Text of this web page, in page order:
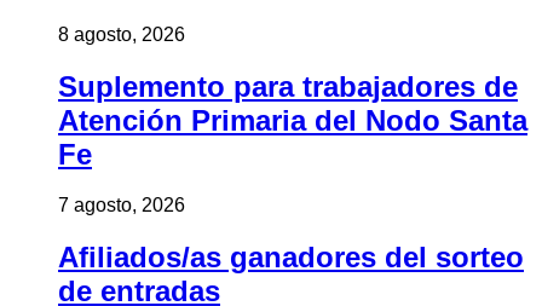
8 agosto, 2026
Suplemento para trabajadores de
Atención Primaria del Nodo Santa
Fe
7 agosto, 2026
Afiliados/as ganadores del sorteo
de entradas